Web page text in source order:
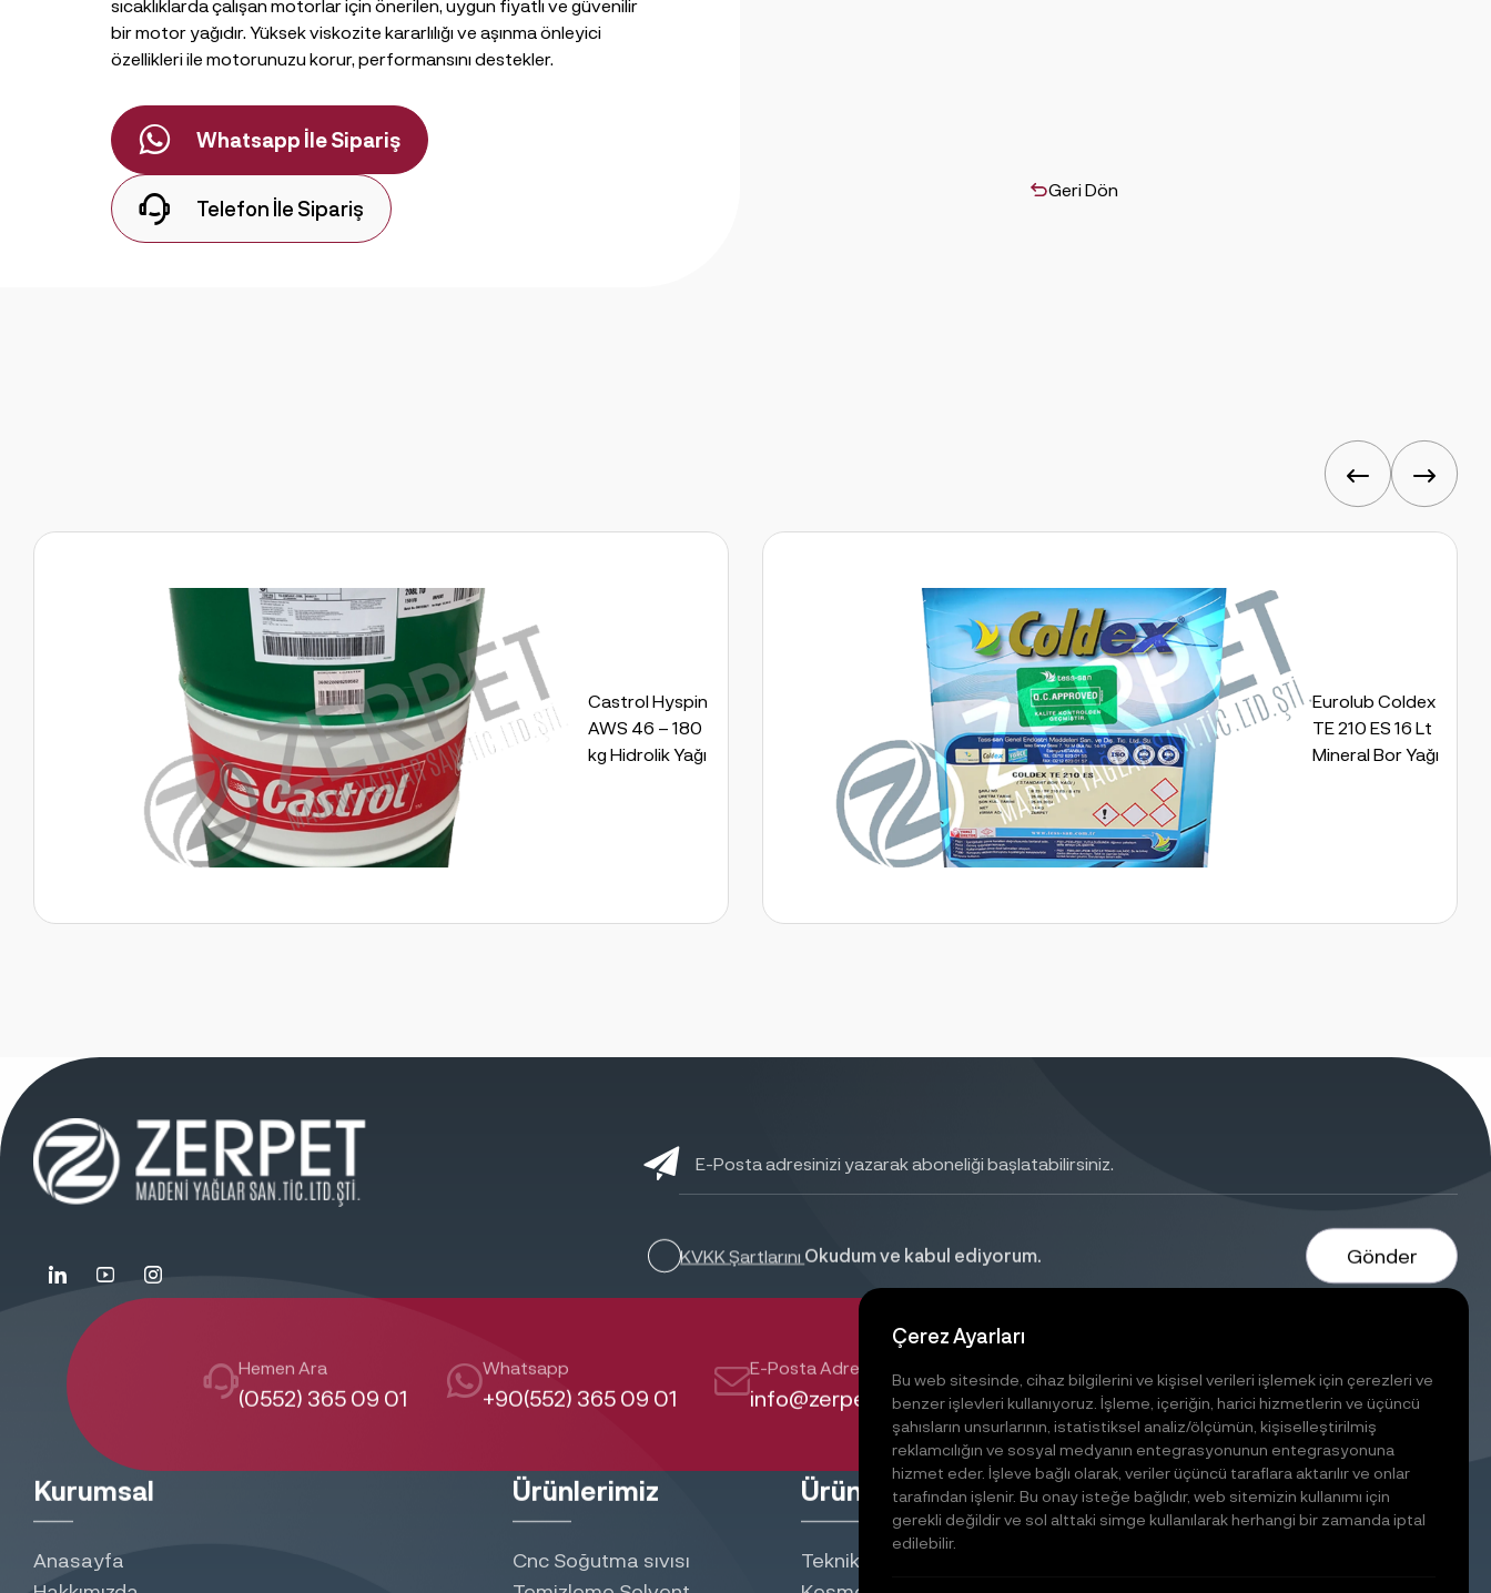
sıcaklıklarda çalışan motorlar için önerilen, uygun fiyatlı ve güvenilir
bir motor yağıdır. Yüksek viskozite kararlılığı ve aşınma önleyici
özellikleri ile motorunuzu korur, performansını destekler.
Whatsapp İle Sipariş
Telefon İle Sipariş
Geri Dön
Castrol Hyspin
AWS 46 – 180
kg Hidrolik Yağı
Eurolub Coldex
TE 210 ES 16 Lt
Mineral Bor Yağı
KVKK Şartlarını Okudum ve kabul ediyorum. Gönder
Hemen Ara
(0552) 365 09 01
Whatsapp
+90(552) 365 09 01
E-Posta Adresi
info@zerpet.com
Dudullu Osb Mah. İmes
Sanayi Sitesi C blok. 307
Sokak No: 6 Ümraniye /
İstanbul
Kurumsal
Anasayfa
Ürünlerimiz
Cnc Soğutma sıvısı
Ürünlerimiz
Teknik Sprey
Hizmetlerimiz
Çerez Ayarları
Bu web sitesinde, cihaz bilgilerini ve kişisel verileri işlemek için çerezleri ve
benzer işlevleri kullanıyoruz. İşleme, içeriğin, harici hizmetlerin ve üçüncü
şahısların unsurlarının, istatistiksel analiz/ölçümün, kişiselleştirilmiş
reklamcılığın ve sosyal medyanın entegrasyonunun entegrasyonuna
hizmet eder. İşleve bağlı olarak, veriler üçüncü taraflara aktarılır ve onlar
tarafından işlenir. Bu onay isteğe bağlıdır, web sitemizin kullanımı için
gerekli değildir ve sol alttaki simge kullanılarak herhangi bir zamanda iptal
edilebilir.